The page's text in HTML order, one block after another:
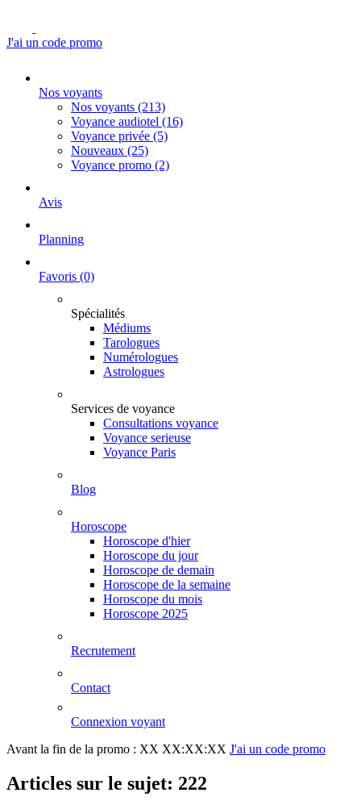
J'ai un code promo
Nos voyants
Nos voyants (213)
Voyance audiotel (16)
Voyance privée (5)
Nouveaux (25)
Voyance promo (2)
Avis
Planning
Favoris (0)
Spécialités
Médiums
Tarologues
Numérologues
Astrologues
Services de voyance
Consultations voyance
Voyance serieuse
Voyance Paris
Blog
Horoscope
Horoscope d'hier
Horoscope du jour
Horoscope de demain
Horoscope de la semaine
Horoscope du mois
Horoscope 2025
Recrutement
Contact
Connexion voyant
Avant la fin de la promo : XX XX:XX:XX J'ai un code promo
Articles sur le sujet: 222